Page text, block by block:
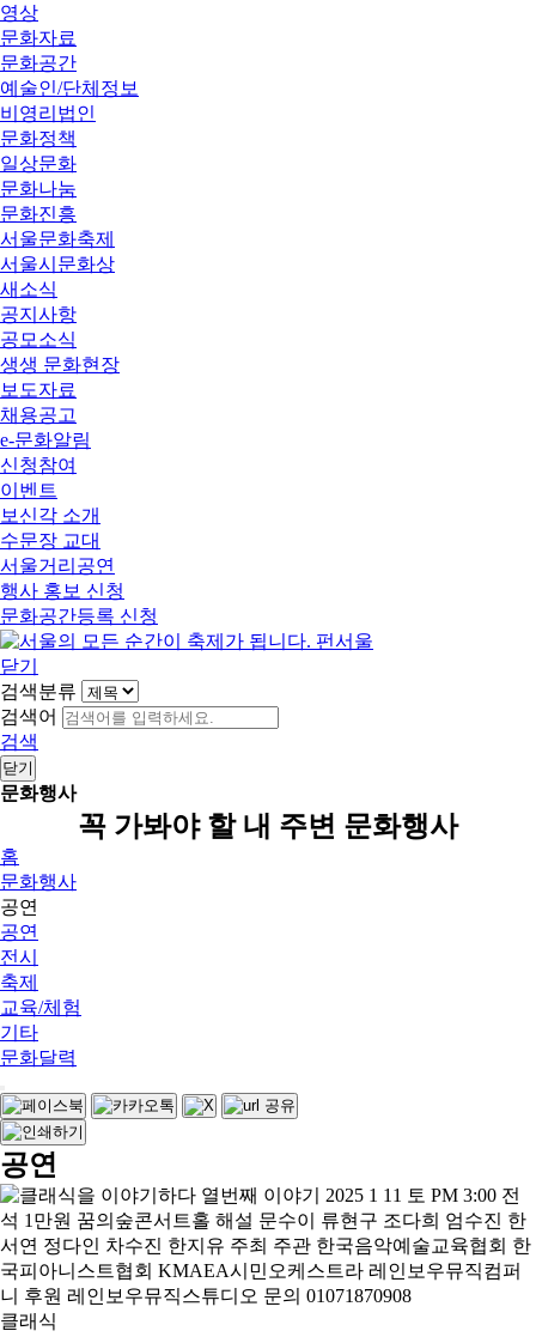
영상
문화자료
문화공간
예술인/단체정보
비영리법인
문화정책
일상문화
문화나눔
문화진흥
서울문화축제
서울시문화상
새소식
공지사항
공모소식
생생 문화현장
보도자료
채용공고
e-문화알림
신청참여
이벤트
보신각 소개
수문장 교대
서울거리공연
행사 홍보 신청
문화공간등록 신청
닫기
검색분류
검색어
검색
닫기
문화행사
꼭 가봐야 할 내 주변 문화행사
홈
문화행사
공연
공연
전시
축제
교육/체험
기타
문화달력
공연
클래식